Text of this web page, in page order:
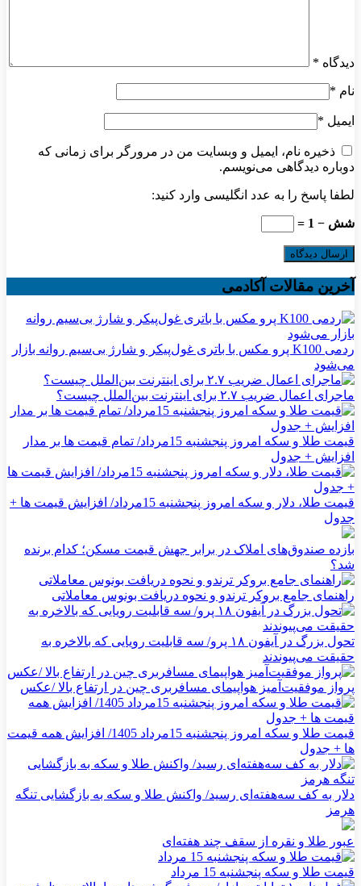
دیدگاه *
نام *
ایمیل *
ذخیره نام، ایمیل و وبسایت من در مرورگر برای زمانی که
دوباره دیدگاهی می‌نویسم.
لطفا پاسخ را به عدد انگلیسی وارد کنید:
شش − 1 =
آخرین مقالات آکادمی
ردمی K100 پرو مکس با باتری غول‌پیکر و شارژ بی‌سیم روانه بازار
می‌شود
ماجرای اعمال ضریب ۲.۷ برای اینترنت بین‌الملل چیست؟
قیمت طلا و سکه امروز پنجشنبه 15مرداد/ تمام قیمت ها بر مدار
افزایش + جدول
قیمت طلا، دلار و سکه امروز پنجشنبه 15مرداد/ افزایش قیمت ها +
جدول
بازده صندوق‌های املاک در برابر جهش قیمت مسکن؛ کدام برنده
شد؟
راهنمای جامع بروکر ترندو و نحوه دریافت بونوس معاملاتی
تحول بزرگ در آیفون ۱۸ پرو/ سه قابلیت رویایی که بالاخره به
حقیقت می‌پیوندند
پرواز موفقیت‌آمیز هواپیمای مسافربری چین در ارتفاع بالا /عکس
قیمت طلا و سکه امروز پنجشنبه 15مرداد 1405/ افزایش همه قیمت
ها + جدول
دلار به کف سه‌هفته‌ای رسید/ واکنش طلا و سکه به بازگشایی تنگه
هرمز
عبور طلا و نقره از سقف چند هفته‌ای
قیمت طلا و سکه پنجشنبه 15 مرداد